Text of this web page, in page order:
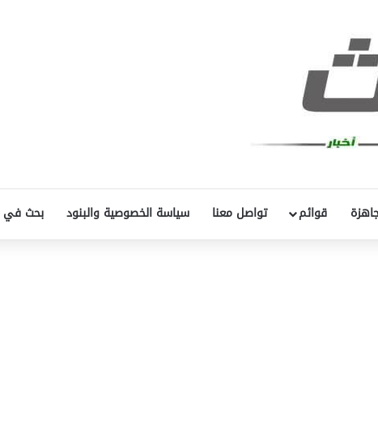
قوائم تواصل معنا سياسة الخصوصية والبنود بحث في